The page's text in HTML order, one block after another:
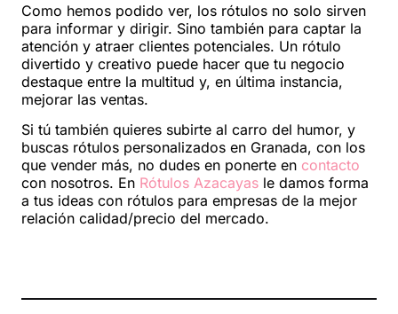
Como hemos podido ver, los rótulos no solo sirven
para informar y dirigir. Sino también para captar la
atención y atraer clientes potenciales. Un rótulo
divertido y creativo puede hacer que tu negocio
destaque entre la multitud y, en última instancia,
mejorar las ventas.
Si tú también quieres subirte al carro del humor, y
buscas rótulos personalizados en Granada, con los
que vender más, no dudes en ponerte en contacto
con nosotros. En Rótulos Azacayas le damos forma
a tus ideas con rótulos para empresas de la mejor
relación calidad/precio del mercado.